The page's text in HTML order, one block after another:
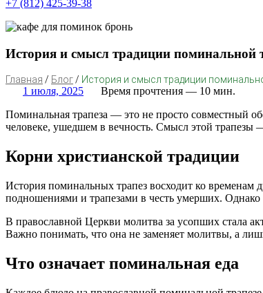
+7 (812) 425-39-38
История и смысл традиции поминальной
Главная / Блог/ История и смысл традиции
1 июля, 2025
Время прочтения — 10 мин.
Поминальная трапеза — это не просто совместный
человеке, ушедшем в вечность. Смысл этой
Корни христианской традиции
История поминальных трапез восходит ко
подношениями и трапезами в честь умерших.
В православной Церкви молитва за усопших стала
Важно понимать, что она не заменяет молитвы, а
Что означает поминальная еда